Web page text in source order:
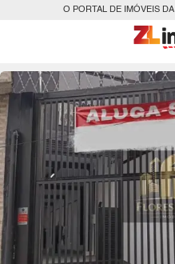
O PORTAL DE IMÓVEIS DA